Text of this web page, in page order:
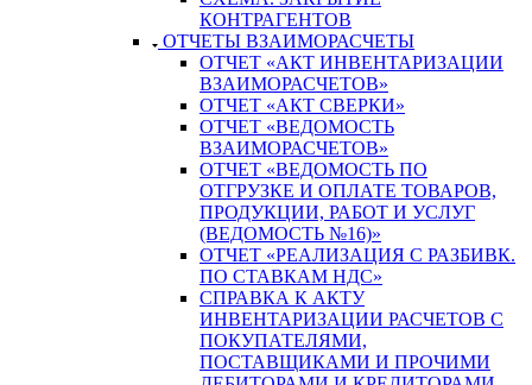
КОНТРАГЕНТОВ
ОТЧЕТЫ ВЗАИМОРАСЧЕТЫ
ОТЧЕТ «АКТ ИНВЕНТАРИЗАЦИИ
ВЗАИМОРАСЧЕТОВ»
ОТЧЕТ «АКТ СВЕРКИ»
ОТЧЕТ «ВЕДОМОСТЬ
ВЗАИМОРАСЧЕТОВ»
ОТЧЕТ «ВЕДОМОСТЬ ПО
ОТГРУЗКЕ И ОПЛАТЕ ТОВАРОВ,
ПРОДУКЦИИ, РАБОТ И УСЛУГ
(ВЕДОМОСТЬ №16)»
ОТЧЕТ «РЕАЛИЗАЦИЯ С РАЗБИВК.
ПО СТАВКАМ НДС»
СПРАВКА К АКТУ
ИНВЕНТАРИЗАЦИИ РАСЧЕТОВ С
ПОКУПАТЕЛЯМИ,
ПОСТАВЩИКАМИ И ПРОЧИМИ